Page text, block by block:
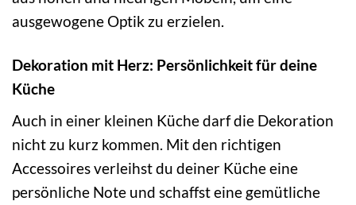
ausgewogene Optik zu erzielen.
Dekoration mit Herz: Persönlichkeit für deine
Küche
Auch in einer kleinen Küche darf die Dekoration
nicht zu kurz kommen. Mit den richtigen
Accessoires verleihst du deiner Küche eine
persönliche Note und schaffst eine gemütliche